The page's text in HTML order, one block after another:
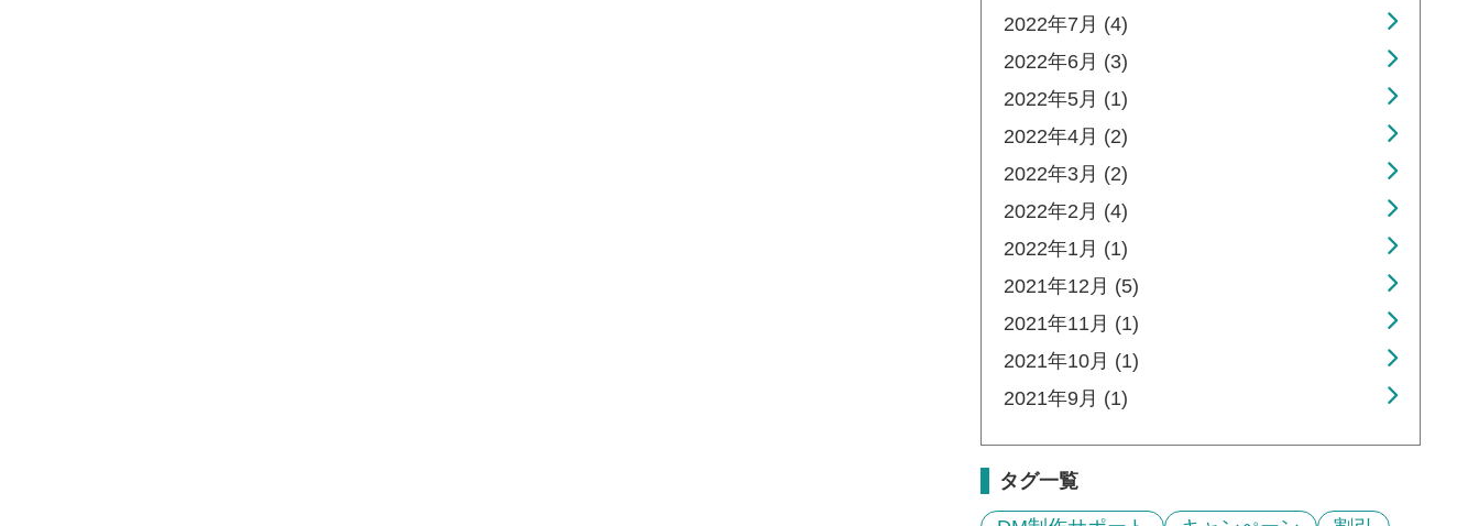
2022年7月 (4)
2022年6月 (3)
2022年5月 (1)
2022年4月 (2)
2022年3月 (2)
2022年2月 (4)
2022年1月 (1)
2021年12月 (5)
2021年11月 (1)
2021年10月 (1)
2021年9月 (1)
タグ一覧